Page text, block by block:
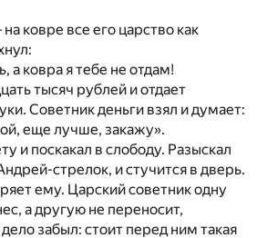
ковре все его царство как
а ковра я тебе не отдам!
тысяч рублей и отдает
Советник деньги взял и думает:
еще лучше, закажу».
и поскакал в слободу. Разыскал
стрелок, и стучится в дверь.
ему. Царский советник одну
а другую не переносит,
забыл: стоит перед ним такая